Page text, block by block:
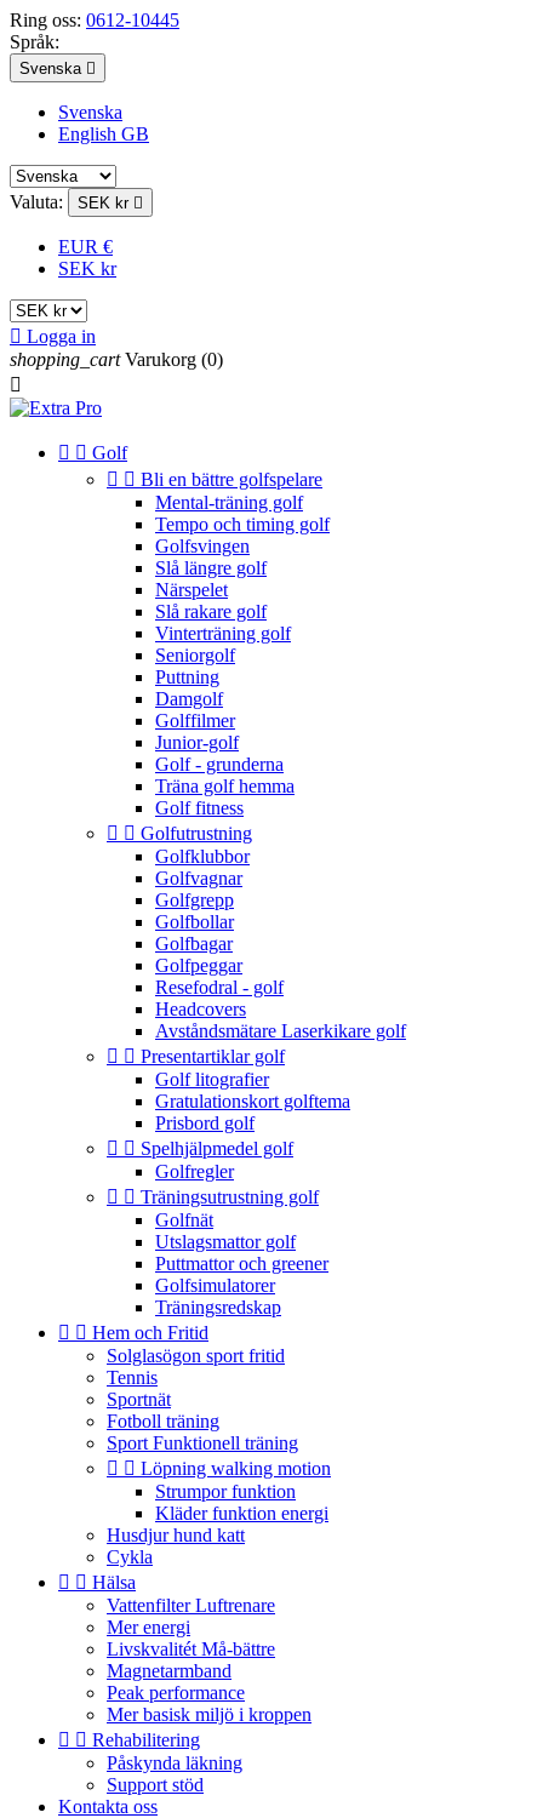
Ring oss: 0612-10445
Språk:
Svenska 
Svenska
English GB
Valuta: SEK kr 
EUR €
SEK kr
 Logga in
shopping_cart Varukorg (0)

  Golf
  Bli en bättre golfspelare
Mental-träning golf
Tempo och timing golf
Golfsvingen
Slå längre golf
Närspelet
Slå rakare golf
Vinterträning golf
Seniorgolf
Puttning
Damgolf
Golffilmer
Junior-golf
Golf - grunderna
Träna golf hemma
Golf fitness
  Golfutrustning
Golfklubbor
Golfvagnar
Golfgrepp
Golfbollar
Golfbagar
Golfpeggar
Resefodral - golf
Headcovers
Avståndsmätare Laserkikare golf
  Presentartiklar golf
Golf litografier
Gratulationskort golftema
Prisbord golf
  Spelhjälpmedel golf
Golfregler
  Träningsutrustning golf
Golfnät
Utslagsmattor golf
Puttmattor och greener
Golfsimulatorer
Träningsredskap
  Hem och Fritid
Solglasögon sport fritid
Tennis
Sportnät
Fotboll träning
Sport Funktionell träning
  Löpning walking motion
Strumpor funktion
Kläder funktion energi
Husdjur hund katt
Cykla
  Hälsa
Vattenfilter Luftrenare
Mer energi
Livskvalitét Må-bättre
Magnetarmband
Peak performance
Mer basisk miljö i kroppen
  Rehabilitering
Påskynda läkning
Support stöd
Kontakta oss